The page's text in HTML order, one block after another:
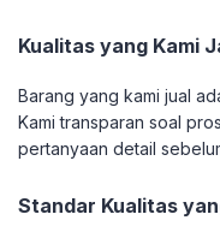
Kualitas yang Kami
Barang yang kami jual
Kami transparan soal
pertanyaan detail
Standar Kualitas